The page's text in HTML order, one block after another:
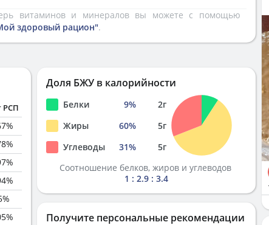
витаминов и минералов вы можете с помощью
здоровый рацион".
РСП
%
%
%
%
%
%
Доля БЖУ в калорийности
Белки 9% 2г
Жиры
60% 5г
Углеводы
31% 5г
Соотношение белков, жиров и углеводов
1 : 2.9 : 3.4
Получите персональные рекомендации